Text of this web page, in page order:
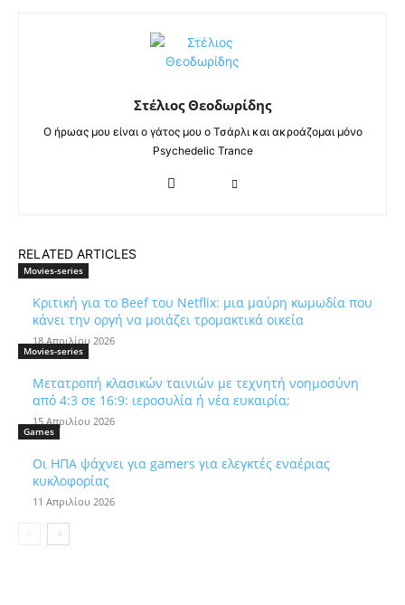
Στέλιος Θεοδωρίδης
Ο ήρωας μου είναι ο γάτος μου ο Τσάρλι και ακροάζομαι μόνο
Psychedelic Trance
RELATED ARTICLES
Movies-series
Κριτική για το Beef του Netflix: μια μαύρη κωμωδία που
κάνει την οργή να μοιάζει τρομακτικά οικεία
18 Απριλίου 2026
Movies-series
Μετατροπή κλασικών ταινιών με τεχνητή νοημοσύνη
από 4:3 σε 16:9: ιεροσυλία ή νέα ευκαιρία;
15 Απριλίου 2026
Games
Οι ΗΠΑ ψάχνει για gamers για ελεγκτές εναέριας
κυκλοφορίας
11 Απριλίου 2026